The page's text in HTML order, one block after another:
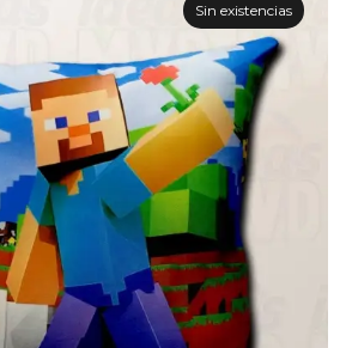
Sin existencias